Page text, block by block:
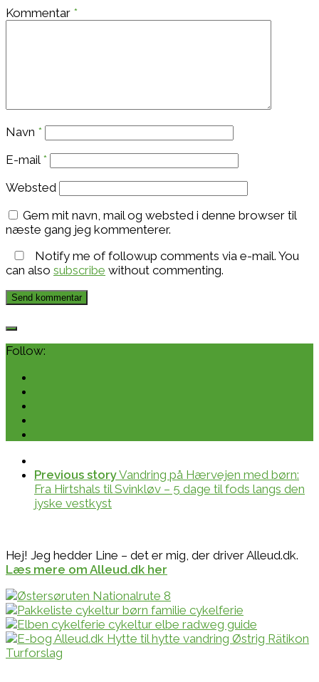
Kommentar *
Navn *
E-mail *
Websted
Gem mit navn, mail og websted i denne browser til
næste gang jeg kommenterer.
Notify me of followup comments via e-mail. You
can also subscribe without commenting.
Follow:
Previous storyVandring på Hærvejen med børn:
Fra Hirtshals til Svinkløv – 5 dage til fods langs den
jyske vestkyst
Hej! Jeg hedder Line – det er mig, der driver Alleud.dk.
Læs mere om Alleud.dk her